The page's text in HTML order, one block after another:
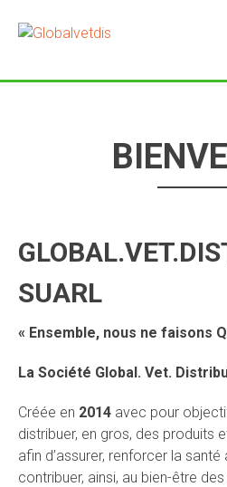
SUARL
« Ensemble, nous ne faisons
La Société Global. Vet.
Créée en 2014 avec pour
distribuer, en gros, des produits
afin d’assurer, renforcer la
contribuer, ainsi, au bien-être